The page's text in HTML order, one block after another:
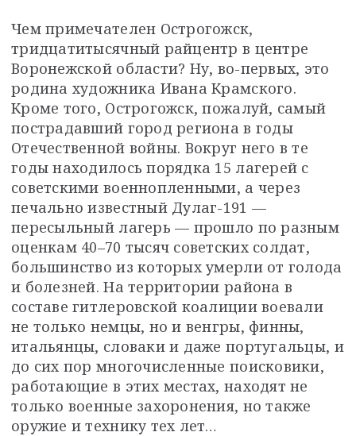
Чем примечателен Острогожск,
тридцатитысячный райцентр в центре
Воронежской области? Ну, во-первых, это
родина художника Ивана Крамского.
Кроме того, Острогожск, пожалуй, самый
пострадавший город региона в годы
Отечественной войны. Вокруг него в те
годы находилось порядка 15 лагерей с
советскими военнопленными, а через
печально известный Дулаг-191 —
пересыльный лагерь — прошло по разным
оценкам 40–70 тысяч советских солдат,
большинство из которых умерли от голода
и болезней. На территории района в
составе гитлеровской коалиции воевали
не только немцы, но и венгры, финны,
итальянцы, словаки и даже португальцы, и
до сих пор многочисленные поисковики,
работающие в этих местах, находят не
только военные захоронения, но также
оружие и технику тех лет…